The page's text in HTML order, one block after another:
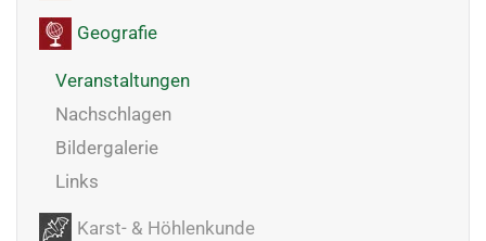
Geografie
Veranstaltungen
Nachschlagen
Bildergalerie
Links
Karst- & Höhlenkunde